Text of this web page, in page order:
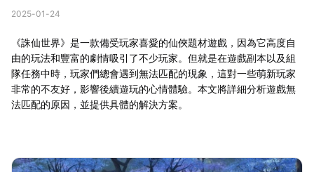
2025-01-24
《誅仙世界》是一款備受玩家喜愛的仙俠題材遊戲，因為它高度自
由的玩法和豐富的劇情吸引了不少玩家。但就是在遊戲副本以及組
隊任務中時，玩家們總會遇到無法匹配的現象，這對一些萌新玩家
非常的不友好，影響後續遊玩的心情體驗。本文將詳細分析遊戲無
法匹配的原因，並提供具體的解決方案。